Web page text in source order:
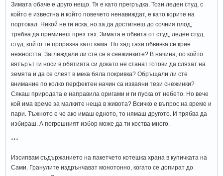
Зимата обаче е друго нещо. Тя е като прегръдка. Този леден студ, с
който е известна и който повечето ненавиждат, е като корите на
портокал. Никой не ги иска, но за да достигнеш до сочния плод,
трябва да преминеш през тях. Зимата е обвита от студ, леден студ,
студ, който те прорязва като кама. Но зад тази обвивка се крие
нежността. Заглеждали ли сте се в снежинките? В начина, по който
вятърът ги носи в обятията си докато не станат готови да слязат на
земята и да се слеят в мека бяла покривка? Обръщали ли сте
внимание по колко перфектен начин са изваяни тези снежинки?
Сякаш природата е направила оригами и ги пуска от небето. Но вече
кой има време за малките неща в живота? Всичко е въпрос на време и
пари. Тъжното е че ако имаш едното, то нямаш другото. И трябва да
избираш. А погрешният избор може да ти коства много.
***
Изсипвам съдържанието на пакетчето котешка храна в купичката на
Сами. Гранулите издрънчават монотонно, когато се допират до